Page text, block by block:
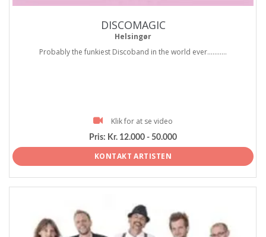
DISCOMAGIC
Helsingør
Probably the funkiest Discoband in the world ever...........
Klik for at se video
Pris: Kr. 12.000 - 50.000
KONTAKT ARTISTEN